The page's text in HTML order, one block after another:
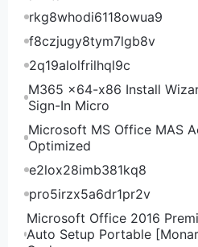
rkg8whodi6118owua9
f8czjugy8tym7lgb8v
2q19alolfrilhql9c
M365 x64-x86 Install
Sign-In Micro
Microsoft MS Office MAS
Optimized
e2lox28imb381kq8
pro5irzx5a6dr1pr2v
Microsoft Office 2016
Auto Setup Portable